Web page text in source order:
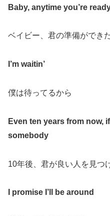
Baby, anytime you’re
ベイビー、君の準備ができ
I’m waitin’
僕は待ってるから
Even ten years from now,
somebody
10年後、君が良い人を見つ
I promise I’ll be around